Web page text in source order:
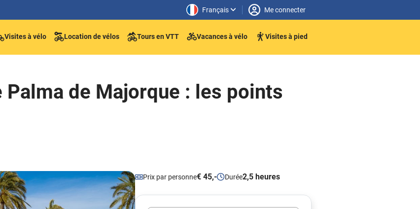
Français Me connecter
Visites à vélo Location de vélos Tours en VTT Vacances à vélo Visites à pied
de Majorque : les points
Prix par personne€ 45,- Durée2,5 heures